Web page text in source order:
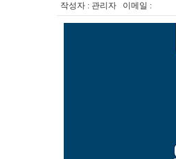
작성자 : 관리자 이메일 :